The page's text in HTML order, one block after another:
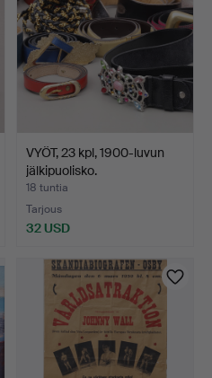
VYÖT, 23 kpl, 1900-luvun
jälkipuolisko.
18 tuntia
Tarjous
32 USD